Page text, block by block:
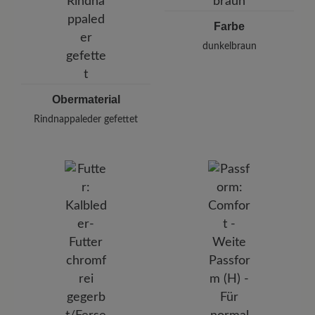
Obermaterial
Rindnappaleder gefettet
Farbe
dunkelbraun